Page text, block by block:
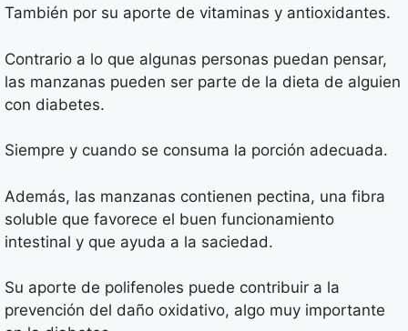
También por su aporte de vitaminas y antioxidantes.
Contrario a lo que algunas personas puedan pensar,
las manzanas pueden ser parte de la dieta de alguien
con diabetes.
Siempre y cuando se consuma la porción adecuada.
Además, las manzanas contienen pectina, una fibra
soluble que favorece el buen funcionamiento
intestinal y que ayuda a la saciedad.
Su aporte de polifenoles puede contribuir a la
prevención del daño oxidativo, algo muy importante